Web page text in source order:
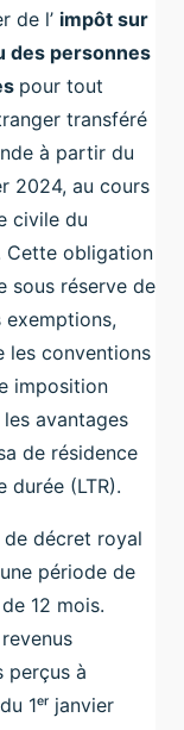
de l’ impôt sur
des personnes
pour tout
transféré
à partir du
2024, au cours
civile du
Cette obligation
sous réserve de
exemptions,
les conventions
imposition
avantages
de résidence
durée (LTR).
décret royal
période de
12 mois.
perçus à
1ᵉʳ janvier